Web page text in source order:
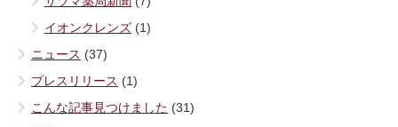
イオンクレンズ (1)
ニュース (37)
プレスリリース (1)
こんな記事見つけました (31)